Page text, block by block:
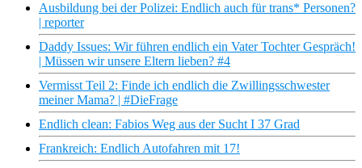
Ausbildung bei der Polizei: Endlich auch für trans* Personen?
| reporter
Daddy Issues: Wir führen endlich ein Vater Tochter Gespräch!
| Müssen wir unsere Eltern lieben? #4
Vermisst Teil 2: Finde ich endlich die Zwillingsschwester
meiner Mama? | #DieFrage
Endlich clean: Fabios Weg aus der Sucht I 37 Grad
Frankreich: Endlich Autofahren mit 17!